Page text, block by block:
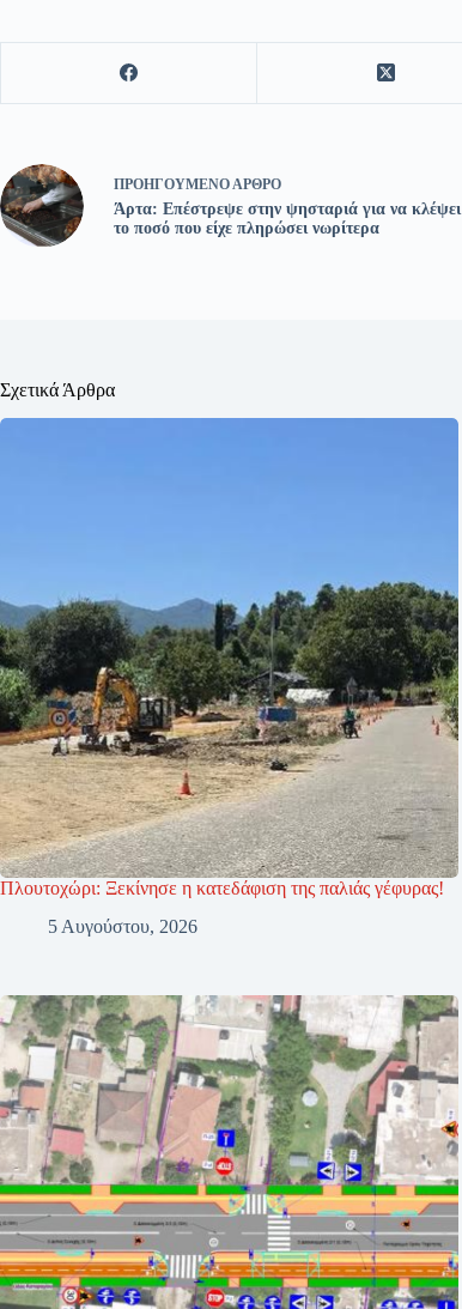
ΠΡΟΗΓΟΎΜΕΝΟΆΡΘΡΟ
Άρτα: Επέστρεψε στην ψησταριά για να κλέψει
το ποσό που είχε πληρώσει νωρίτερα
Σχετικά Άρθρα
Πλουτοχώρι: Ξεκίνησε η κατεδάφιση της παλιάς γέφυρας!
5 Αυγούστου, 2026